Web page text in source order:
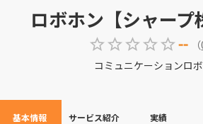
ロボホン【シャープ
-- （
コミュニケーションロ
基本情報 サービス紹介 実績